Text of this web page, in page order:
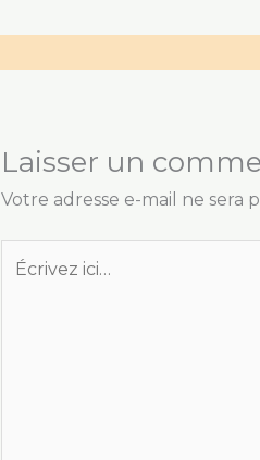
Laisser un
Votre adresse e-mail ne sera
Écrivez